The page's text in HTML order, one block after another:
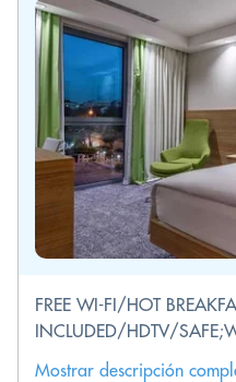
FREE WI-FI/HOT
INCLUDED/HDTV/
Mostrar descripción